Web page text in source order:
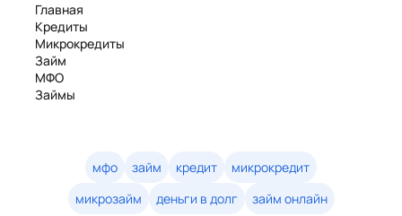
Главная
Кредиты
Микрокредиты
Займ
МФО
Займы
Займы онлайн
Денежные кредиты
мфо займ кредит
микрокредит
микрозайм
деньги в долг займ онлайн